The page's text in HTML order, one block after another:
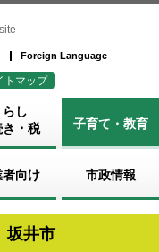
Foreign Language
トマップ
らし
き・税
子育て・教育
者向け 市政情報
坂井市